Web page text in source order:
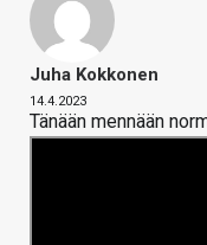
Juha Kokkonen
14.4.2023
Tänään mennään